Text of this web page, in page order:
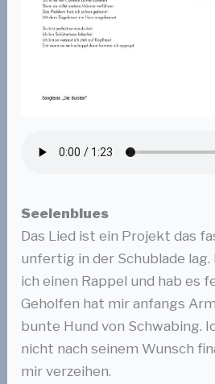
Seelenblues
Das Lied ist ein Projekt das
unfertig in der Schublade
ich einen Rappel und hab es
Geholfen hat mir anfangs
bunte Hund von Schwabing.
nicht nach seinem Wunsch
mir verzeihen.